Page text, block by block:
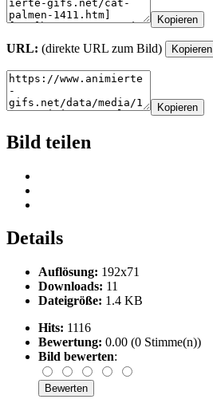
Kopieren
URL: (direkte URL zum Bild) Kopieren
Kopieren
Bild teilen
Details
Auflösung: 192x71
Downloads: 11
Dateigröße: 1.4 KB
Hits: 1116
Bewertung: 0.00 (0 Stimme(n))
Bild bewerten: